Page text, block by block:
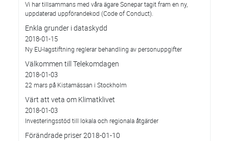
Vi har tillsammans med våra ägare Sonepar tagit fram en ny,
uppdaterad uppförandekod (Code of Conduct).
Enkla grunder i dataskydd
2018-01-15
Ny EU-lagstiftning reglerar behandling av personuppgifter
Välkommen till Telekomdagen
2018-01-03
22 mars på Kistamässan i Stockholm
Värt att veta om Klimatklivet
2018-01-03
Investeringsstöd till lokala och regionala åtgärder
Förändrade priser 2018-01-10